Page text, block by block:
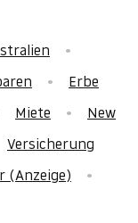
Erbe
Miete
New
Versicherung
(Anzeige)